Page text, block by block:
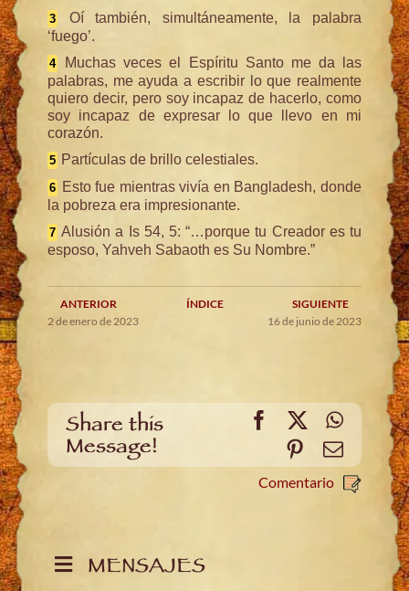
3
Oí también, simultáneamente, la palabra
‘fuego’.
4
Muchas veces el Espíritu Santo me da las
palabras, me ayuda a escribir lo que realmente
quiero decir, pero soy incapaz de hacerlo, como
soy incapaz de expresar lo que llevo en mi
corazón.
5 Partículas de brillo celestiales.
6 Esto fue mientras vivía en Bangladesh, donde
la pobreza era impresionante.
7 Alusión a Is 54, 5: “…porque tu Creador es tu
esposo, Yahveh Sabaoth es Su Nombre.”
ANTERIOR ÍNDICE
SIGUIENTE
2 de enero de 2023
16 de junio de 2023
Share this
Message!
Facebook
X
Pinterest
Email
Comentario
MENSAJES